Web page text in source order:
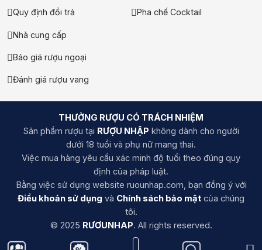
Quy định đổi trả
Nhà cung cấp
Báo giá rượu ngoại
Đánh giá rượu vang
Pha chế Cocktail
THƯỞNG RƯỢU CÓ TRÁCH NHIỆM
Sản phẩm rượu tại RƯỢU NHẬP không dành cho người
dưới 18 tuổi và phụ nữ mang thai.
Việc mua hàng yêu cầu xác minh độ tuổi theo đúng quy
định của pháp luật.
Bằng việc sử dụng website ruounhap.com, bạn đồng ý với
Điều khoản sử dụng và Chính sách bảo mật của chúng
tôi.
© 2025 RƯƠUNHAP. All rights reserved.